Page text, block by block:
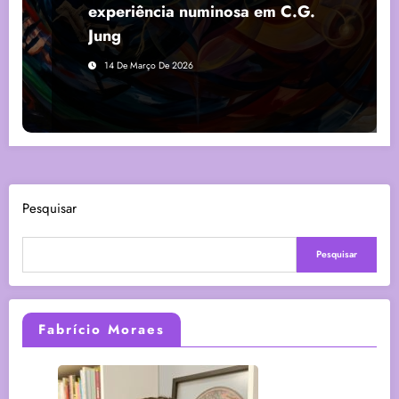
experiência numinosa em C.G.
Jung
14 De Março De 2026
Pesquisar
Pesquisar
Fabrício Moraes